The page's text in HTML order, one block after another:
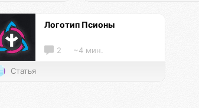
Логотип Псионы
2 ~4 мин.
Статья